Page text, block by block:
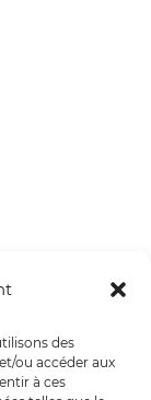
des
ou accéder aux
à ces